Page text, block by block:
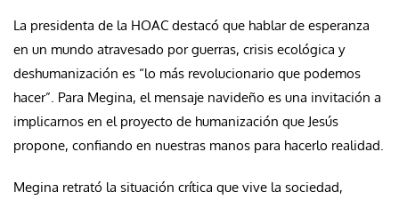
La presidenta de la HOAC destacó que hablar de esperanza
en un mundo atravesado por guerras, crisis ecológica y
deshumanización es “lo más revolucionario que podemos
hacer”. Para Megina, el mensaje navideño es una invitación a
implicarnos en el proyecto de humanización que Jesús
propone, confiando en nuestras manos para hacerlo realidad.
Megina retrató la situación crítica que vive la sociedad,